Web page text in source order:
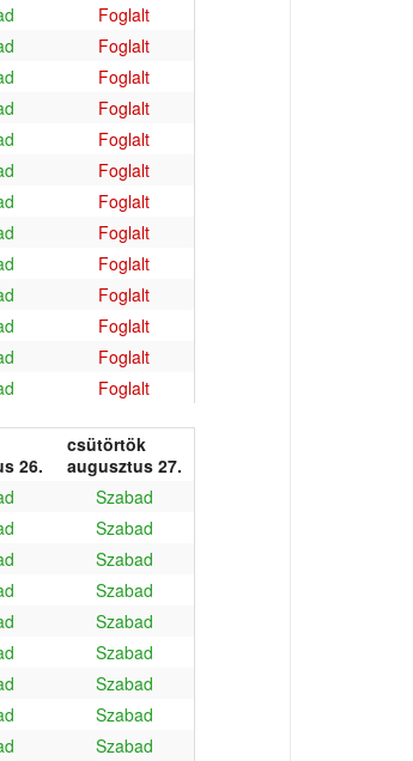
Foglalt
Foglalt
Foglalt
Foglalt
Foglalt
Foglalt
Foglalt
Foglalt
Foglalt
Foglalt
Foglalt
Foglalt
Foglalt
26.
csütörtök
augusztus 27.
Szabad
Szabad
Szabad
Szabad
Szabad
Szabad
Szabad
Szabad
Szabad